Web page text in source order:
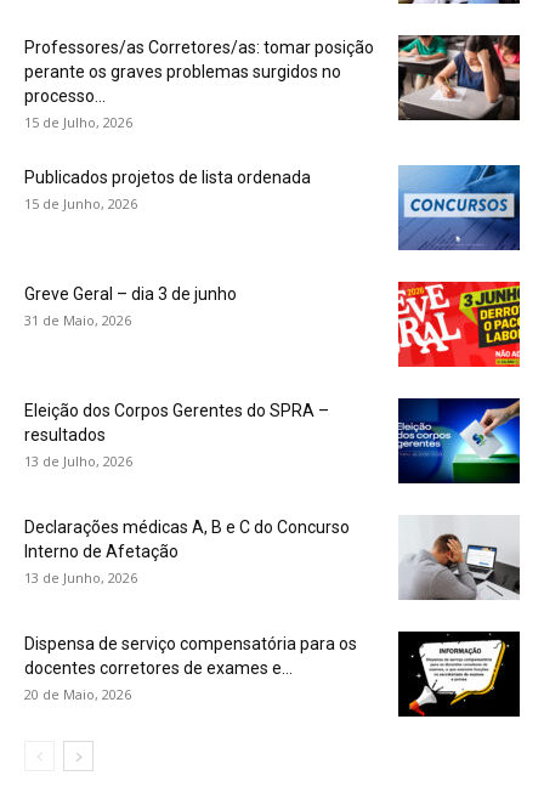
Professores/as Corretores/as: tomar posição
perante os graves problemas surgidos no
processo...
15 de Julho, 2026
Publicados projetos de lista ordenada
15 de Junho, 2026
Greve Geral – dia 3 de junho
31 de Maio, 2026
Eleição dos Corpos Gerentes do SPRA –
resultados
13 de Julho, 2026
Declarações médicas A, B e C do Concurso
Interno de Afetação
13 de Junho, 2026
Dispensa de serviço compensatória para os
docentes corretores de exames e...
20 de Maio, 2026